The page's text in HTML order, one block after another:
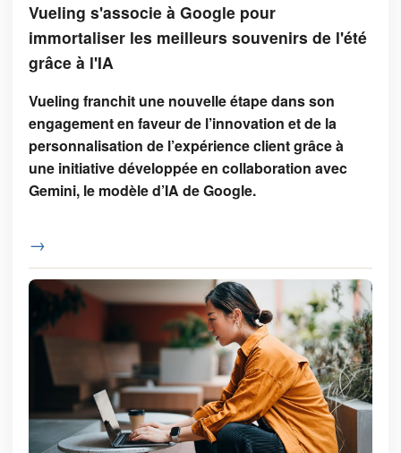
Vueling s'associe à Google pour
immortaliser les meilleurs souvenirs de l'été
grâce à l'IA
Vueling franchit une nouvelle étape dans son
engagement en faveur de l’innovation et de la
personnalisation de l’expérience client grâce à
une initiative développée en collaboration avec
Gemini, le modèle d’IA de Google.
→